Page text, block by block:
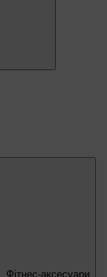
Фітнес-аксесуари